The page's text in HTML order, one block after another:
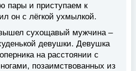
пары и приступаем к
он с лёгкой ухмылкой.
сухощавый мужчина –
девушки. Девушка
на расстоянии с
позаимствованных из